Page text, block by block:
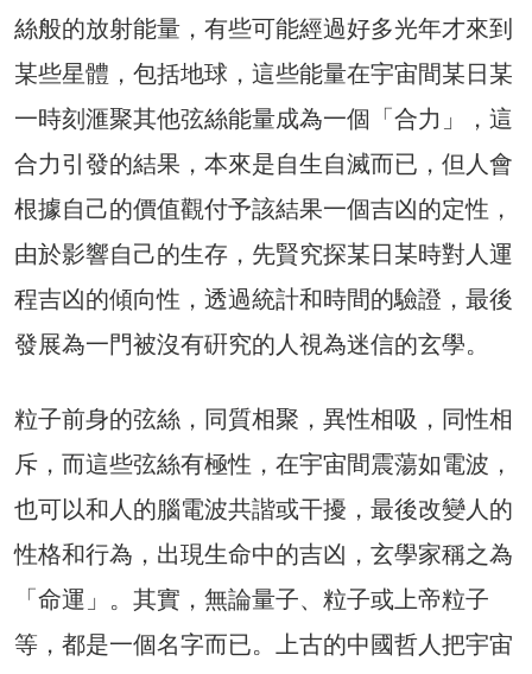
絲般的放射能量，有些可能經過好多光年才來到
某些星體，包括地球，這些能量在宇宙間某日某
一時刻滙聚其他弦絲能量成為一個「合力」，這
合力引發的結果，本來是自生自滅而已，但人會
根據自己的價值觀付予該結果一個吉凶的定性，
由於影響自己的生存，先賢究探某日某時對人運
程吉凶的傾向性，透過統計和時間的驗證，最後
發展為一門被沒有硏究的人視為迷信的玄學。
粒子前身的弦絲，同質相聚，異性相吸，同性相
斥，而這些弦絲有極性，在宇宙間震蕩如電波，
也可以和人的腦電波共諧或干擾，最後改變人的
性格和行為，出現生命中的吉凶，玄學家稱之為
「命運」。其實，無論量子、粒子或上帝粒子
等，都是一個名字而已。上古的中國哲人把宇宙